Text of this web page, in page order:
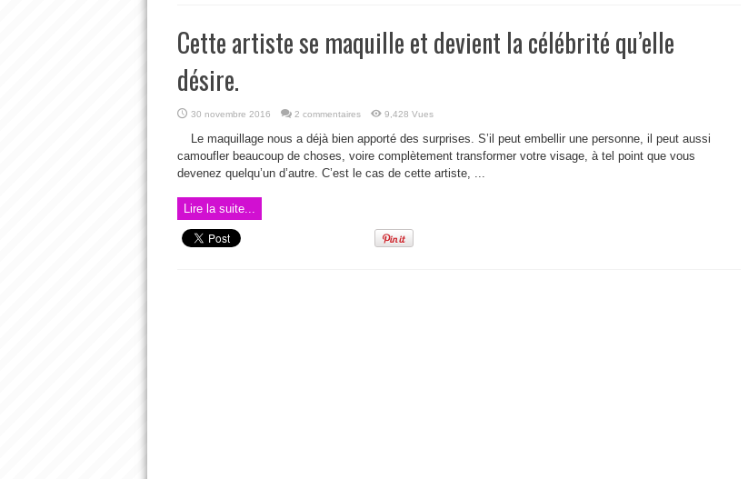
Cette artiste se maquille et devient la célébrité qu’elle
désire.
30 novembre 2016 2 commentaires 9,428 Vues
Le maquillage nous a déjà bien apporté des surprises. S’il peut embellir une personne, il peut aussi
camoufler beaucoup de choses, voire complètement transformer votre visage, à tel point que vous
devenez quelqu’un d’autre. C’est le cas de cette artiste, ...
Lire la suite...